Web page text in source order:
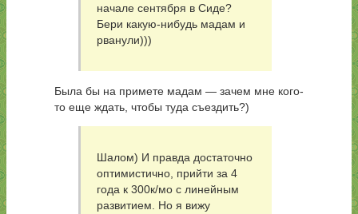
начале сентября в Сиде?
Бери какую-нибудь мадам и
рванули)))
Была бы на примете мадам — зачем мне кого-
то еще ждать, чтобы туда съездить?)
Шалом) И правда достаточно
оптимистично, прийти за 4
года к 300к/мо с линейным
развитием. Но я вижу